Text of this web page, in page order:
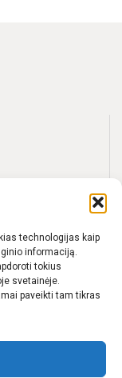
technologijas kaip
informaciją.
tokius
svetainėje.
paveikti tam tikras